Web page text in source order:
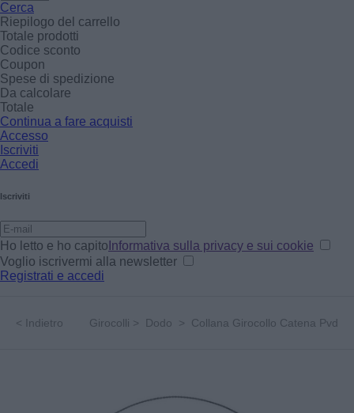
Cerca
Riepilogo del carrello
Totale prodotti
Codice sconto
Coupon
Spese di spedizione
Da calcolare
Totale
Continua a fare acquisti
Accesso
Iscriviti
Accedi
Iscriviti
Ho letto e ho capito Informativa sulla privacy e sui cookie
Voglio iscrivermi alla newsletter
Registrati e accedi
< Indietro Girocolli > Dodo > Collana Girocollo Catena Pvd